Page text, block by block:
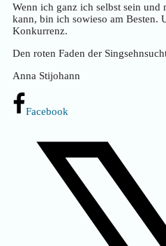
Wenn ich ganz ich selbst sein
kann, bin ich sowieso am Besten.
Konkurrenz.
Den roten Faden der
Anna Stijohann
Facebook